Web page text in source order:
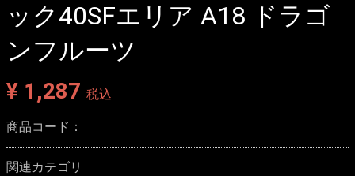
ック40SFエリア A18 ドラゴ
ンフルーツ
¥ 1,287 税込
商品コード：
関連カテゴリ